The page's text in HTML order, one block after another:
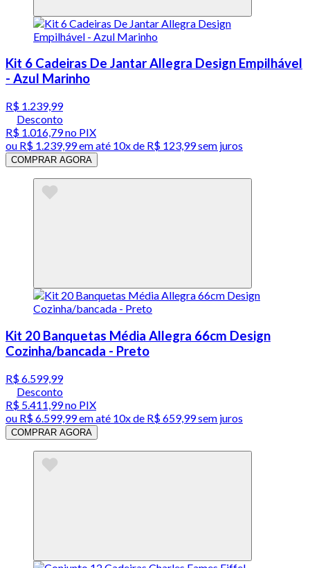
Kit 6 Cadeiras De Jantar Allegra Design Empilhável
- Azul Marinho
R$ 1.239,99
Desconto
R$ 1.016,79no PIX
ou R$ 1.239,99em até 10x de R$ 123,99 sem juros
COMPRAR AGORA
Kit 20 Banquetas Média Allegra 66cm Design
Cozinha/bancada - Preto
R$ 6.599,99
Desconto
R$ 5.411,99no PIX
ou R$ 6.599,99em até 10x de R$ 659,99 sem juros
COMPRAR AGORA